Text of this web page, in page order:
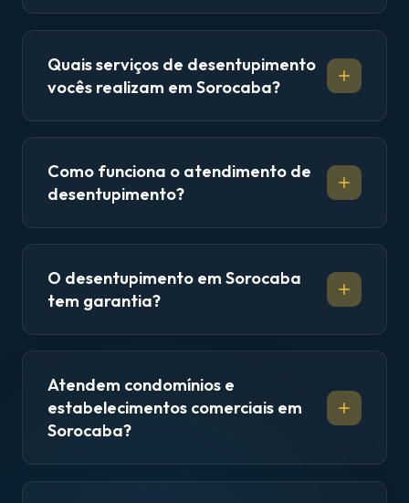
Quais serviços de desentupimento
vocês realizam em Sorocaba?
Como funciona o atendimento de
desentupimento?
O desentupimento em Sorocaba
tem garantia?
Atendem condomínios e
estabelecimentos comerciais em
Sorocaba?